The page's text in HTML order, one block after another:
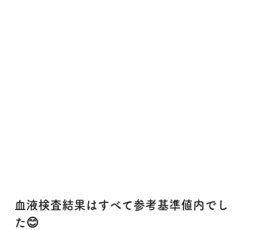
血液検査結果はすべて参考基準値内でし
た😊